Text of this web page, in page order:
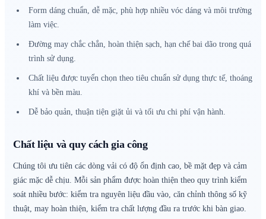
Form dáng chuẩn, dễ mặc, phù hợp nhiều vóc dáng và môi trường
làm việc.
Đường may chắc chắn, hoàn thiện sạch, hạn chế bai dão trong quá
trình sử dụng.
Chất liệu được tuyển chọn theo tiêu chuẩn sử dụng thực tế, thoáng
khí và bền màu.
Dễ bảo quản, thuận tiện giặt ủi và tối ưu chi phí vận hành.
Chất liệu và quy cách gia công
Chúng tôi ưu tiên các dòng vải có độ ổn định cao, bề mặt đẹp và cảm
giác mặc dễ chịu. Mỗi sản phẩm được hoàn thiện theo quy trình kiểm
soát nhiều bước: kiểm tra nguyên liệu đầu vào, căn chỉnh thông số kỹ
thuật, may hoàn thiện, kiểm tra chất lượng đầu ra trước khi bàn giao.